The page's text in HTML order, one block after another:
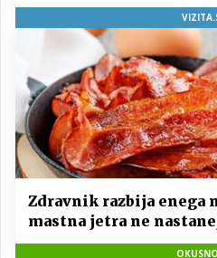
Zdravnik razbija enega
mastna jetra ne
temveč zaradi živila, ki